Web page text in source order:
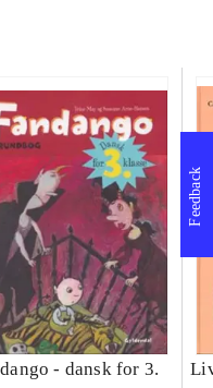
- dansk for 3.
Feedback